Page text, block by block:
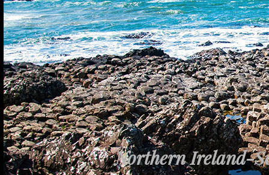
เส้นทาง